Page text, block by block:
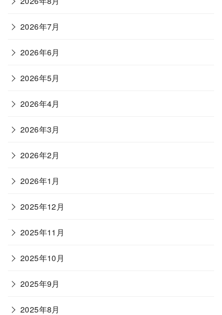
2026年7月
2026年6月
2026年5月
2026年4月
2026年3月
2026年2月
2026年1月
2025年12月
2025年11月
2025年10月
2025年9月
2025年8月